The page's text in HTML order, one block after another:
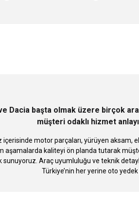
Dacia başta olmak üzere birçok
müşteri odaklı hizmet
motor parçaları, yürüyen aksam,
kaliteyi ön planda tutarak
Araç uyumluluğu ve teknik
Türkiye’nin her yerine oto yedek